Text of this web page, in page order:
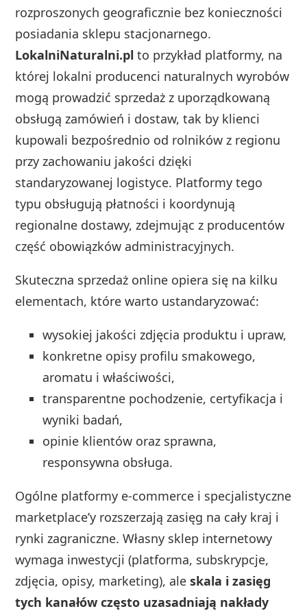
rozproszonych geograficznie bez konieczności
posiadania sklepu stacjonarnego.
LokalniNaturalni.pl to przykład platformy, na
której lokalni producenci naturalnych wyrobów
mogą prowadzić sprzedaż z uporządkowaną
obsługą zamówień i dostaw, tak by klienci
kupowali bezpośrednio od rolników z regionu
przy zachowaniu jakości dzięki
standaryzowanej logistyce. Platformy tego
typu obsługują płatności i koordynują
regionalne dostawy, zdejmując z producentów
część obowiązków administracyjnych.
Skuteczna sprzedaż online opiera się na kilku
elementach, które warto ustandaryzować:
wysokiej jakości zdjęcia produktu i upraw,
konkretne opisy profilu smakowego,
aromatu i właściwości,
transparentne pochodzenie, certyfikacja i
wyniki badań,
opinie klientów oraz sprawna,
responsywna obsługa.
Ogólne platformy e‑commerce i specjalistyczne
marketplace’y rozszerzają zasięg na cały kraj i
rynki zagraniczne. Własny sklep internetowy
wymaga inwestycji (platforma, subskrypcje,
zdjęcia, opisy, marketing), aleskala i zasięg
tych kanałów często uzasadniają nakłady